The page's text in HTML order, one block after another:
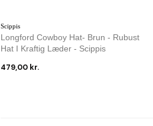
Scippis
Longford Cowboy Hat- Brun - Rubust
Hat I Kraftig Læder - Scippis
479,00 kr.